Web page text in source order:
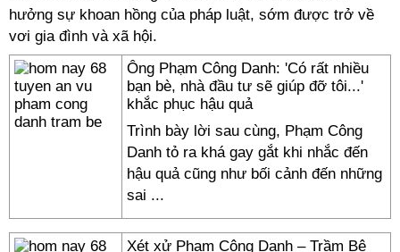
hưởng sự khoan hồng của pháp luật, sớm được trở về
vơi gia đình và xã hội.
Ông Phạm Công Danh: 'Có rất nhiều
bạn bè, nhà đầu tư sẽ giúp đỡ tôi...'
khắc phục hậu quả
Trình bày lời sau cùng, Phạm Công
Danh tỏ ra khá gay gắt khi nhắc đến
hậu quả cũng như bối cảnh đến những
sai ...
Xét xử Phạm Công Danh – Trầm Bê